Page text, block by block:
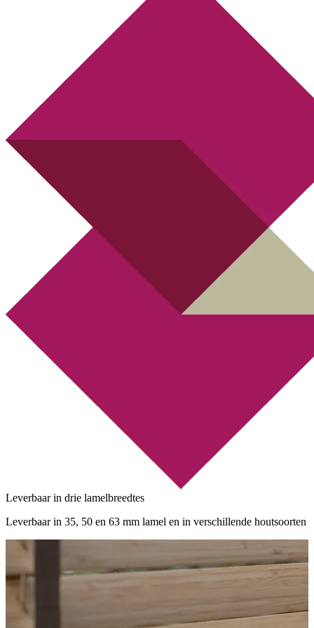
Leverbaar in drie lamelbreedtes
Leverbaar in 35, 50 en 63 mm lamel en in verschillende houtsoorten